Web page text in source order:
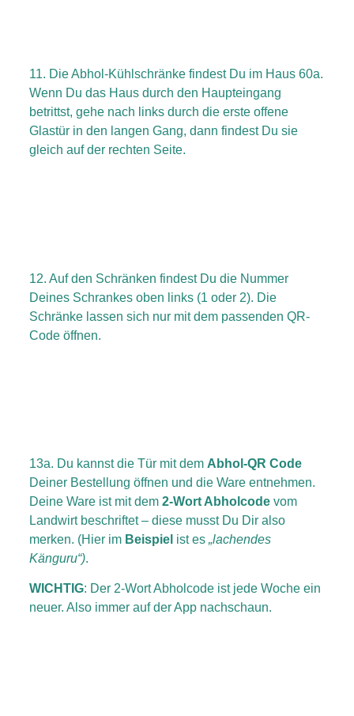
11. Die Abhol-Kühlschränke findest Du im Haus 60a.
Wenn Du das Haus durch den Haupteingang
betrittst, gehe nach links durch die erste offene
Glastür in den langen Gang, dann findest Du sie
gleich auf der rechten Seite.
12. Auf den Schränken findest Du die Nummer
Deines Schrankes oben links (1 oder 2). Die
Schränke lassen sich nur mit dem passenden QR-
Code öffnen.
13a. Du kannst die Tür mit dem Abhol-QR Code
Deiner Bestellung öffnen und die Ware entnehmen.
Deine Ware ist mit dem 2-Wort Abholcode vom
Landwirt beschriftet – diese musst Du Dir also
merken. (Hier im Beispiel ist es „lachendes
Känguru“).
WICHTIG: Der 2-Wort Abholcode ist jede Woche ein
neuer. Also immer auf der App nachschaun.